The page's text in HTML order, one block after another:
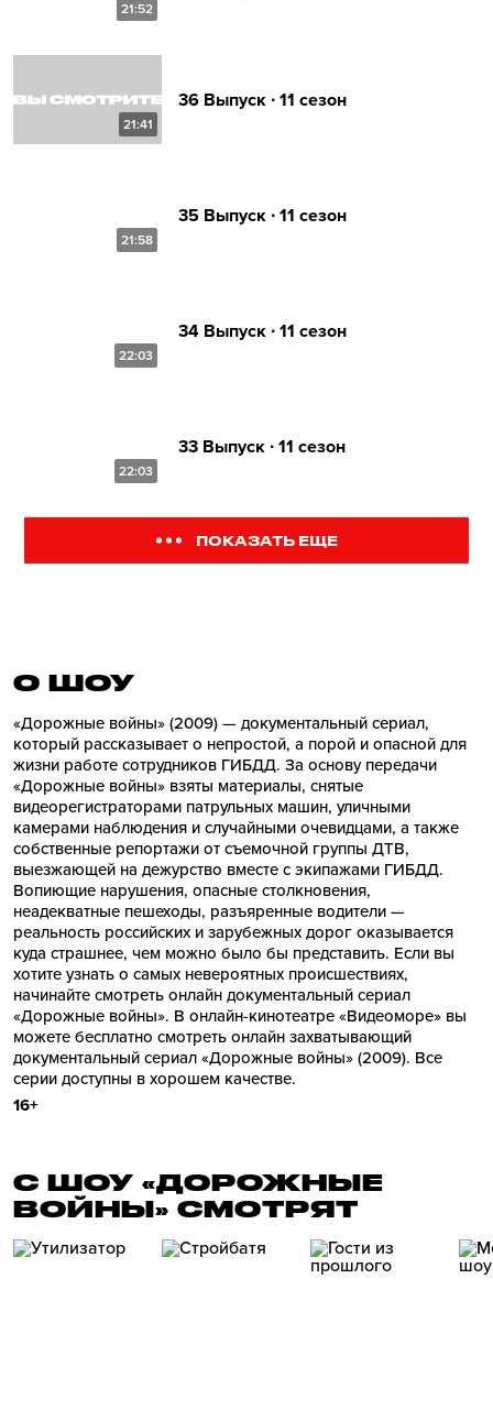
21:52
21:41
36 Выпуск ∙ 11 сезон
21:58
35 Выпуск ∙ 11 сезон
22:03
34 Выпуск ∙ 11 сезон
22:03
33 Выпуск ∙ 11 сезон
ПОКАЗАТЬ ЕЩЕ
О ШОУ
«Дорожные войны» (2009) — документальный сериал,
который рассказывает о непростой, а порой и опасной для
жизни работе сотрудников ГИБДД. За основу передачи
«Дорожные войны» взяты материалы, снятые
видеорегистраторами патрульных машин, уличными
камерами наблюдения и случайными очевидцами, а также
собственные репортажи от съемочной группы ДТВ,
выезжающей на дежурство вместе с экипажами ГИБДД.
Вопиющие нарушения, опасные столкновения,
неадекватные пешеходы, разъяренные водители —
реальность российских и зарубежных дорог оказывается
куда страшнее, чем можно было бы представить. Если вы
хотите узнать о самых невероятных происшествиях,
начинайте смотреть онлайн документальный сериал
«Дорожные войны». В онлайн-кинотеатре «Видеоморе» вы
можете бесплатно смотреть онлайн захватывающий
документальный сериал «Дорожные войны» (2009). Все
серии доступны в хорошем качестве.
16+
С ШОУ «ДОРОЖНЫЕ
ВОЙНЫ» СМОТРЯТ